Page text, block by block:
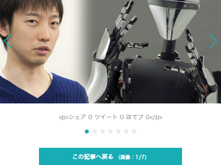
<p>シェア 0 ツイート 0 はてブ 0</p>
この記事へ戻る 1/7